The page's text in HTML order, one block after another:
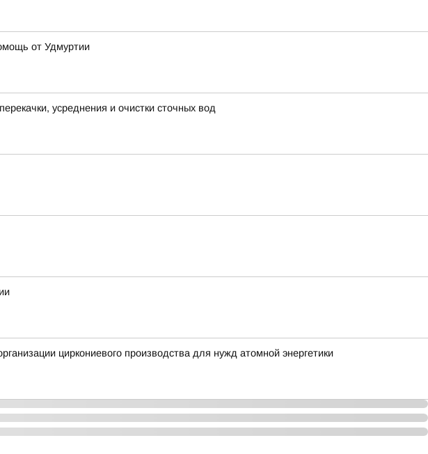
от Удмуртии
усреднения и очистки сточных вод
циркониевого производства для нужд атомной энергетики